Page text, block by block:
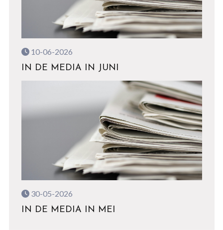
10-06-2026
IN DE MEDIA IN JUNI
30-05-2026
IN DE MEDIA IN MEI